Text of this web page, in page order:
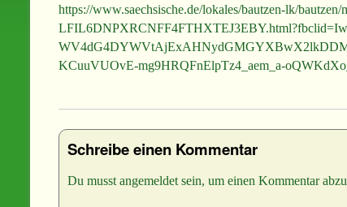
https://www.saechsische.de/lokales/bautzen-lk/
KCuuVUOvE-mg9HRQFnElpTz4_aem_a-
Schreibe einen Kommentar
Du musst angemeldet sein, um einen Kommentar